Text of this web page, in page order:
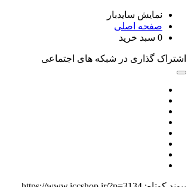
نمایش سایدبار
صفحه اصلی
0 سبد خرید
اشتراک گذاری در شبکه های اجتماعی